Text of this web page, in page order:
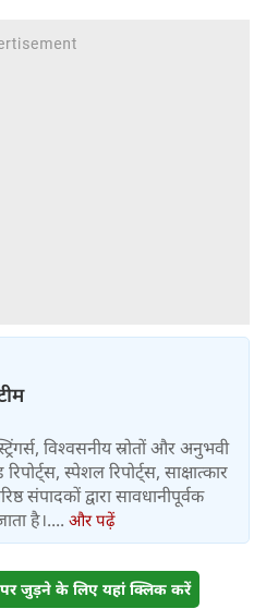
विश्वसनीय स्रोतों और अनुभवी
रिपोर्ट्स, स्पेशल रिपोर्ट्स, साक्षात्कार
संपादकों द्वारा सावधानीपूर्वक
है।.... और पढ़ें
जुड़ने के लिए यहां क्लिक करें